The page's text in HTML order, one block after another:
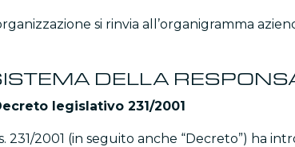
si rinvia all’organigramma
DELLA
legislativo 231/2001
231/2001 (in seguito anche “Decreto”) ha